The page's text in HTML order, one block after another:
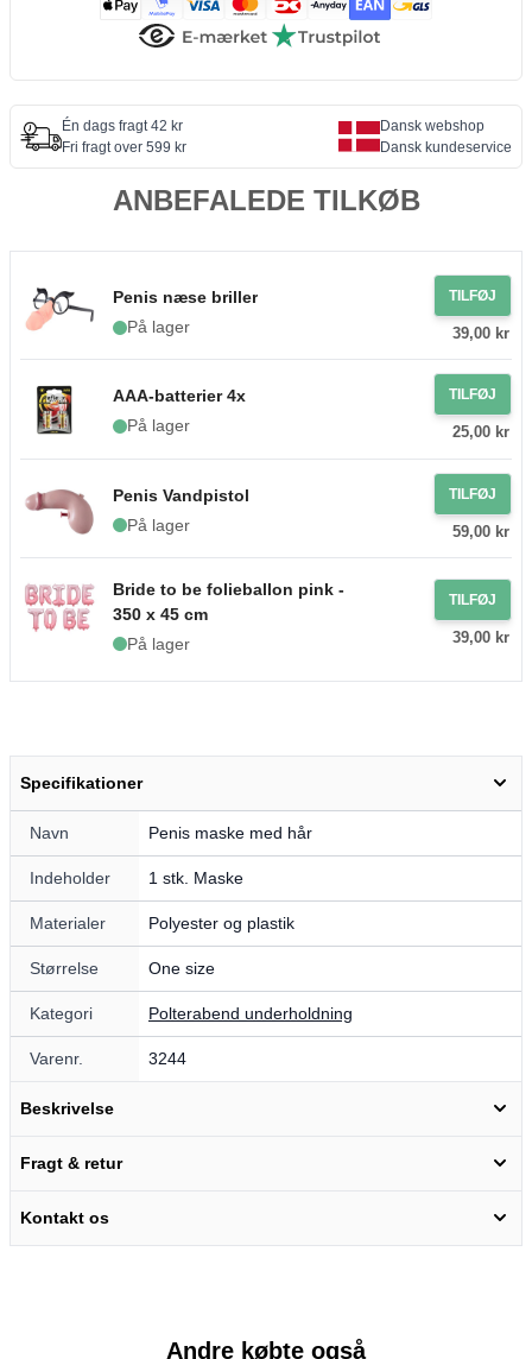
Én dags fragt 42 kr
Fri fragt over 599 kr
Dansk webshop
Dansk kundeservice
ANBEFALEDE TILKØB
Penis næse briller
På lager
TILFØJ
39,00 kr
AAA-batterier 4x
På lager
TILFØJ
25,00 kr
Penis Vandpistol
På lager
TILFØJ
59,00 kr
Bride to be folieballon pink -
350 x 45 cm
På lager
TILFØJ
39,00 kr
Specifikationer
Navn Penis maske med hår
Indeholder 1 stk. Maske
Materialer Polyester og plastik
Størrelse One size
Kategori Polterabend underholdning
Varenr. 3244
Beskrivelse
Fragt & retur
Kontakt os
Andre købte også